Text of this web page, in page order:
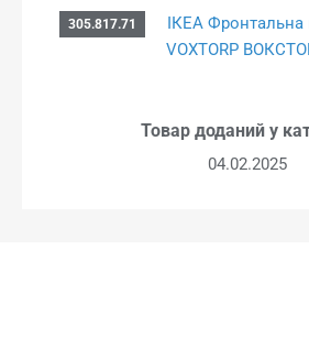
305.817.71
ІКЕА
VOXTORP
Товар доданий у
04.02.2025